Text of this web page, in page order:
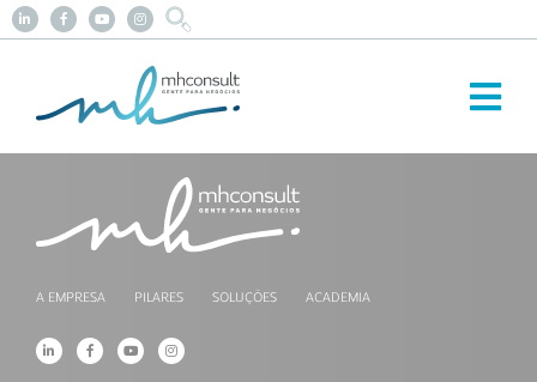
A EMPRESA PILARES SOLUÇÕES ACADEMIA